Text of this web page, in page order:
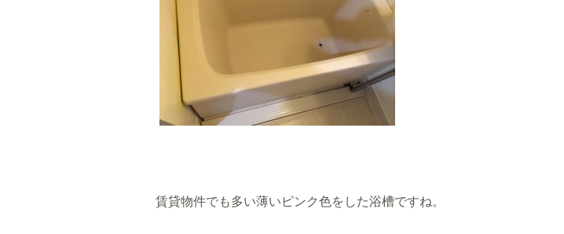
賃貸物件でも多い薄いピンク色をした浴槽ですね。